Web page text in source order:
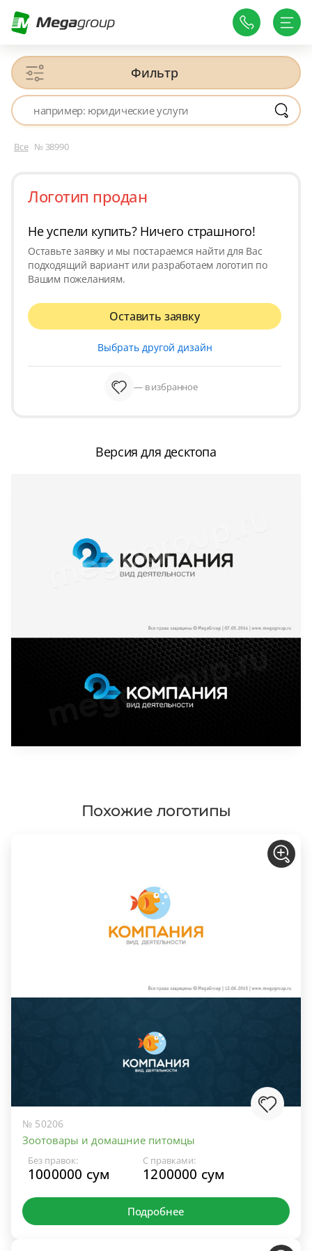
Фильтр
Все № 38990
Логотип продан
Не успели купить? Ничего страшного!
Оставьте заявку и мы постараемся найти для Вас
подходящий вариант или разработаем логотип по
Вашим пожеланиям.
Оставить заявку
Выбрать другой дизайн
— в избранное
Версия для десктопа
Похожие логотипы
№ 50206
Зоотовары и домашние питомцы
Без правок:
1000000 сум
С правками:
1200000 сум
Подробнее